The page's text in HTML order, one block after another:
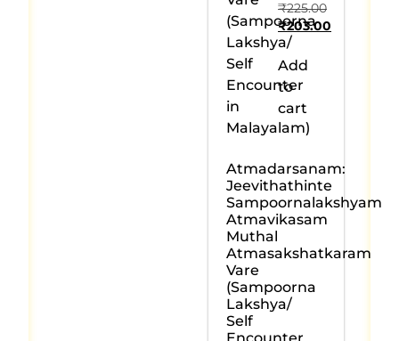
Atmadarsanam:
Jeevithathinte
Sampoornalakshyam
Atmavikasam
Muthal
Atmasakshatkaram
Vare
(Sampoorna
Lakshya/
Self
Encounter
₹225.00
₹203.00
Add
to
cart